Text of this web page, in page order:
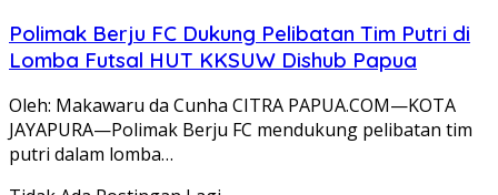
Polimak Berju FC Dukung Pelibatan Tim Putri di
Lomba Futsal HUT KKSUW Dishub Papua
Oleh: Makawaru da Cunha CITRA PAPUA.COM—KOTA
JAYAPURA—Polimak Berju FC mendukung pelibatan tim
putri dalam lomba…